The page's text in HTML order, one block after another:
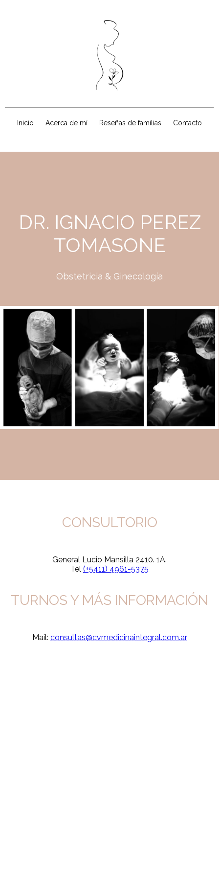
Inicio Acerca de mí Reseñas de familias Contacto
DR. IGNACIO PEREZ
TOMASONE
Obstetricia & Ginecología
CONSULTORIO
General Lucio Mansilla 2410. 1A.
Tel (+5411) 4961-5375
TURNOS Y MÁS INFORMACIÓN
Mail: consultas@cvmedicinaintegral.com.ar